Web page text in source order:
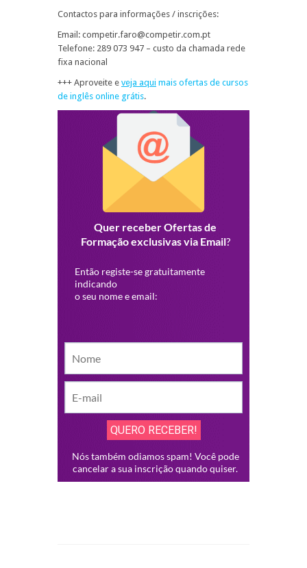
Contactos para informações / inscrições:
Email: competir.faro@competir.com.pt
Telefone: 289 073 947 – custo da chamada rede
fixa nacional
+++ Aproveite e veja aqui mais ofertas de cursos
de inglês online grátis.